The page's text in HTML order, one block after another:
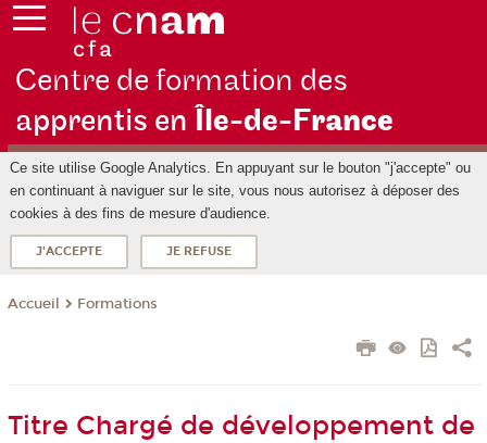
Centre de formation des
apprentis en Île-de-France
Ce site utilise Google Analytics. En appuyant sur le bouton "j'accepte" ou
en continuant à naviguer sur le site, vous nous autorisez à déposer des
cookies à des fins de mesure d'audience.
J'ACCEPTE JE REFUSE
Accueil Formations
Titre Chargé de développement de